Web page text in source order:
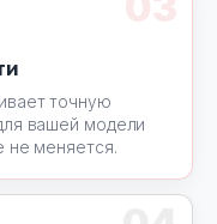
точную
вашей модели
не меняется.